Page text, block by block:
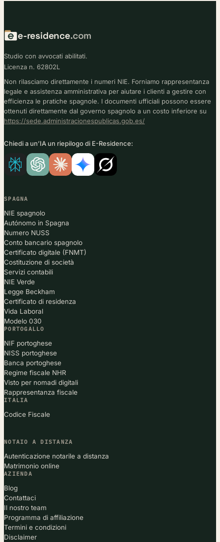
e-residence.com
Studio con avvocati abilitati.
Licenza n. 62802L
Non rilasciamo direttamente i numeri NIE. Forniamo rappresentanza
legale e assistenza amministrativa per aiutare i clienti a gestire con
efficienza le pratiche spagnole. I documenti ufficiali possono essere
ottenuti direttamente dal governo spagnolo a un costo inferiore su
https://sede.administracionespublicas.gob.es/
Chiedi a un’IA un riepilogo di E-Residence:
SPAGNA
NIE spagnolo
Autónomo in Spagna
Numero NUSS
Conto bancario spagnolo
Certificato digitale (FNMT)
Costituzione di società
Servizi contabili
NIE Verde
Legge Beckham
Certificato di residenza
Vida Laboral
Modelo 030
PORTOGALLO
NIF portoghese
NISS portoghese
Banca portoghese
Regime fiscale NHR
Visto per nomadi digitali
Rappresentanza fiscale
ITALIA
Codice Fiscale
NOTAIO A DISTANZA
Autenticazione notarile a distanza
Matrimonio online
AZIENDA
Blog
Contattaci
Il nostro team
Programma di affiliazione
Termini e condizioni
Disclaimer